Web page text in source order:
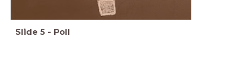
Slide 5 - Poll